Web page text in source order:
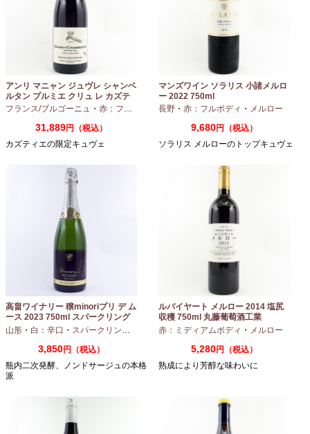
アンリ マニャン ジュヴレ シャンベ
ルタン プルミエ クリュ レ カズテ
ィエ エルバージュ 24 モワ 2023
フランス/ブルゴーニュ ・ 赤：フルボディ ・ピノノワール
31,889円（税込）
カズティエの限定キュヴェ
マンズワイン ソラリス 小諸メルロ
ー 2022 750ml
長野 ・ 赤：フルボディ ・ メルロー
9,680円（税込）
ソラリス メルローのトップキュヴェ
高畠ワイナリー 穣minoriプリ デ ム
ース 2023 750ml スパークリング
ワイン
山形 ・ 白：辛口 ・ スパークリングワイン ・シャルドネ
3,850円（税込）
瓶内二次発酵、ノンドサージュの本格
派
ルバイヤート メルロー 2014 塩尻
収穫 750ml 丸藤葡萄酒工業
赤：ミディアムボディ ・ メルロー
5,280円（税込）
熟成により芳醇な味わいに